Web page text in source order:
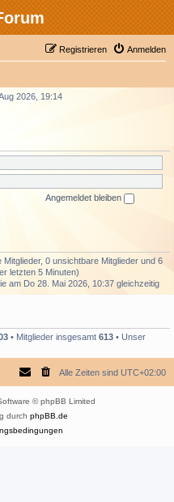
Anmelden
Registrieren
2026, 19:14
Angemeldet bleiben
0 unsichtbare Mitglieder und 6
letzten 5 Minuten)
am Do 28. Mai 2026, 10:37 gleichzeitig
• Mitglieder insgesamt 613 • Unser
Alle Zeiten sind UTC+02:00
© phpBB Limited
durch phpBB.de